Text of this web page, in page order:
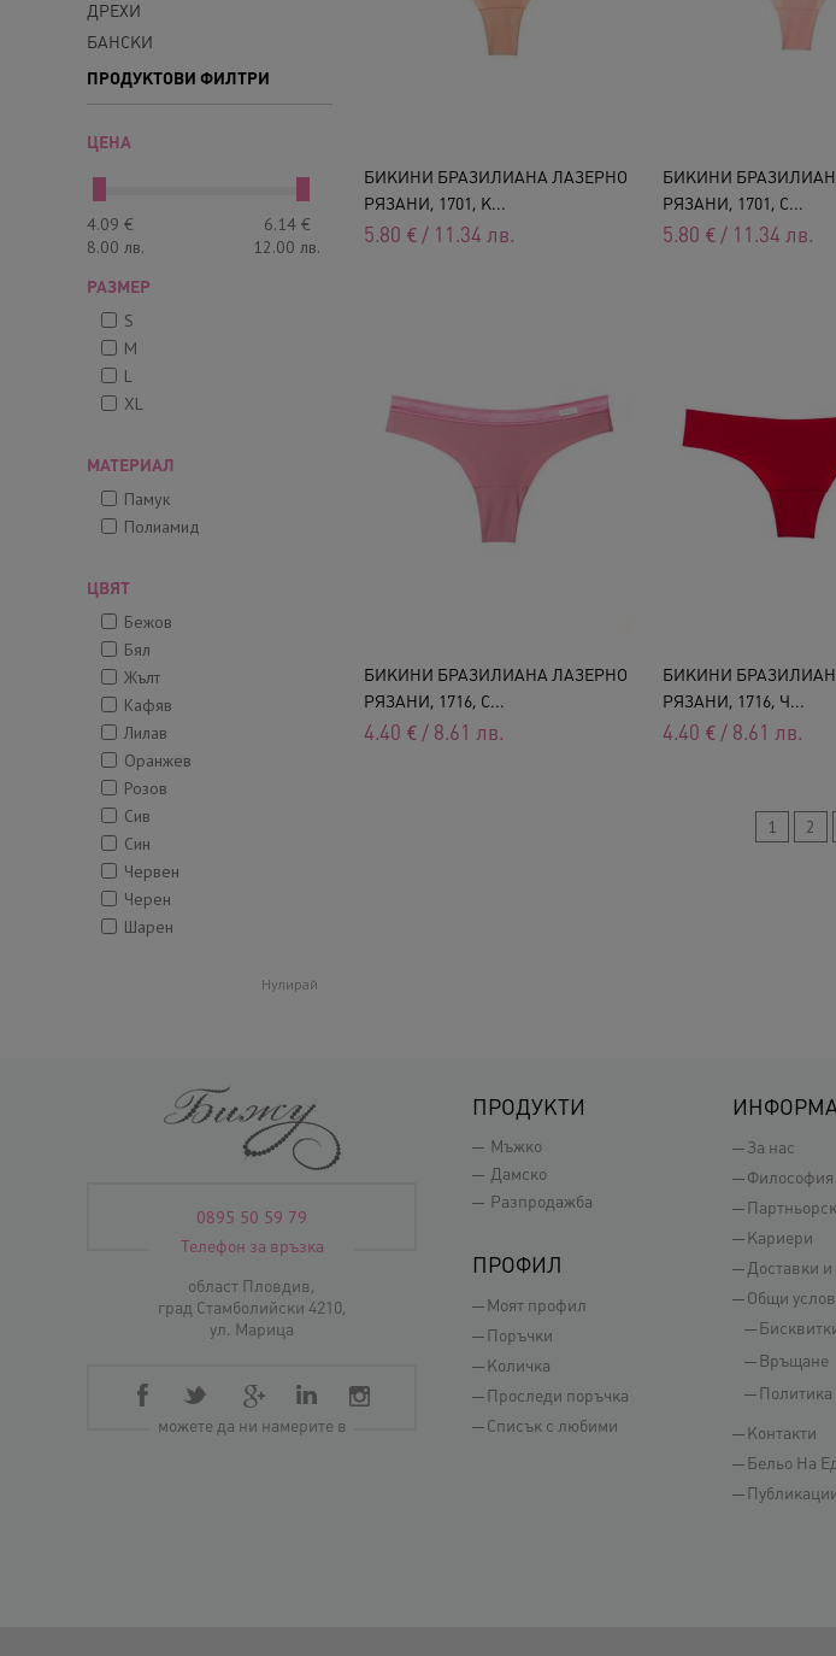
ДРЕХИ
БАНСКИ
ПРОДУКТОВИ ФИЛТРИ
ЦЕНА
4.09 €
8.00 лв.
6.14€
12.00 лв.
РАЗМЕР
S
M
L
XL
МАТЕРИАЛ
Памук
Полиамид
ЦВЯТ
Бежов
Бял
Жълт
Кафяв
Лилав
Оранжев
Розов
Сив
Син
Червен
Черен
Шарен
Нулирай
БИКИНИ БРАЗИЛИАНА ЛАЗЕРНО
РЯЗАНИ, 1701, К...
5.80 € / 11.34 лв.
БИКИНИ
РЯЗАНИ, 1701, С...
5.80 € / 11.34 лв.
БИКИНИ БРАЗИЛИАНА ЛАЗЕРНО
РЯЗАНИ, 1716, С...
4.40 € / 8.61 лв.
БИКИНИ
РЯЗАНИ, 1716, Ч...
4.40 € / 8.61 лв.
1 2
0895 50 59 79
Телефон за връзка
област Пловдив,
град Стамболийски 4210,
ул. Марица
можете да ни намерите в
ПРОДУКТИ
Мъжко
Дамско
Разпродажба
ПРОФИЛ
Моят профил
Поръчки
Количка
Проследи поръчка
Списък с любими
За нас
Философия
Кариери
Доставки
Общи
Връщане
Политика
Контакти
Бельо На